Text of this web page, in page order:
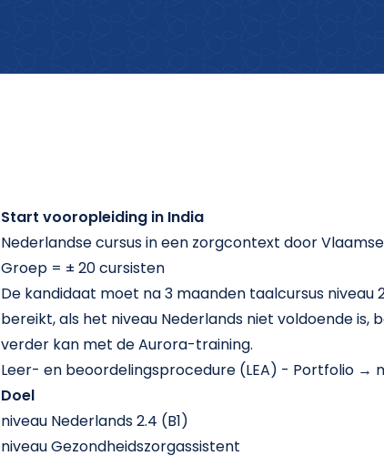
Start vooropleiding in India
Nederlandse cursus in een zorgcontext door
Groep = ± 20 cursisten
De kandidaat moet na 3 maanden taalcursus
bereikt, als het niveau Nederlands niet voldoende
verder kan met de Aurora-training.
Leer- en beoordelingsprocedure (LEA) - Portfolio →
Doel
niveau Nederlands 2.4 (B1)
niveau Gezondheidszorgassistent